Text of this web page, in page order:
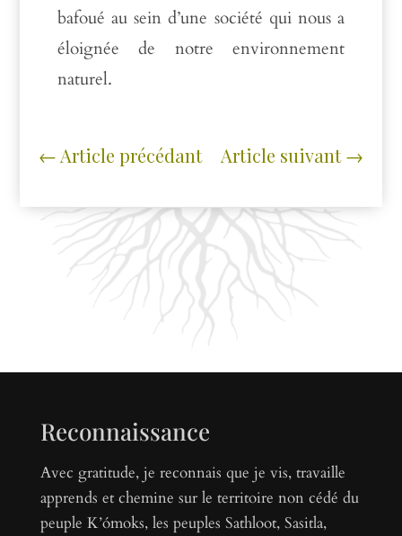
bafoué au sein d’une société qui nous a
éloignée de notre environnement
naturel.
← Article précédant Article suivant→
Reconnaissance
Avec gratitude, je reconnais que je vis, travaille
apprends et chemine sur le territoire non cédé du
peuple K’ómoks, les peuples Sathloot, Sasitla,